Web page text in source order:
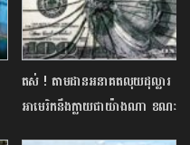
តស់ ! តាមដានអនាគតលុយដុល្លារ
អាមេរិកនឹងក្លាយជាយ៉ាងណា ខណៈ